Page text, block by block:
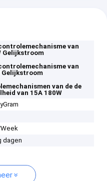
van
Gelijkstroom
van
Gelijkstroom
van de de
van 15A 180W
dagen